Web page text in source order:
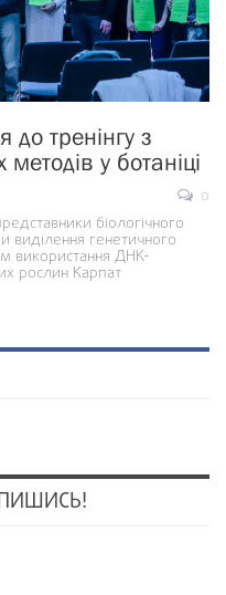
до тренінгу з
у ботаніці
0
біологічного
виділення генетичного
використання ДНК-
рослин Карпат